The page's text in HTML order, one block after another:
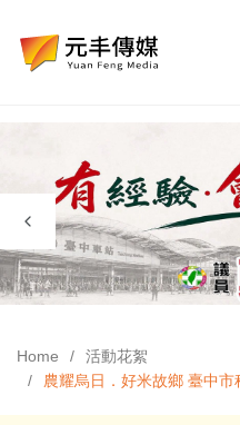
Home
活動花絮
農耀烏日．好米故鄉 臺中